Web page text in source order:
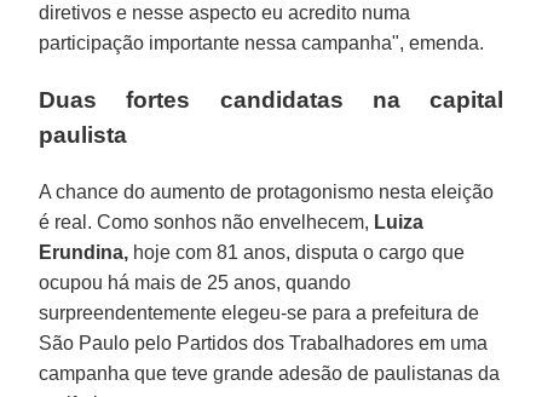
diretivos e nesse aspecto eu acredito numa
participação importante nessa campanha", emenda.
Duas fortes candidatas na capital
paulista
A chance do aumento de protagonismo nesta eleição
é real. Como sonhos não envelhecem, Luiza
Erundina, hoje com 81 anos, disputa o cargo que
ocupou há mais de 25 anos, quando
surpreendentemente elegeu-se para a prefeitura de
São Paulo pelo Partidos dos Trabalhadores em uma
campanha que teve grande adesão de paulistanas da